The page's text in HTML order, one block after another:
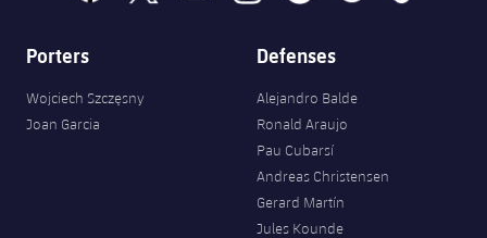
Porters
Wojciech Szczęsny
Joan Garcia
Defenses
Alejandro Balde
Ronald Araujo
Pau Cubarsí
Andreas Christensen
Gerard Martín
Jules Kounde